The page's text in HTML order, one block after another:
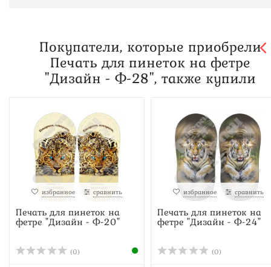
Покупатели, которые приобрели
Печать для пинеток на фетре
"Дизайн - Ф-28", также купили
избранное сравнить
Печать для пинеток на
фетре "Дизайн - Ф-20"
(0)
избранное сравнить
Печать для пинеток на
фетре "Дизайн - Ф-24"
(0)